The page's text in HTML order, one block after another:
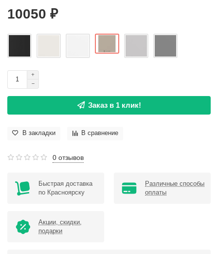
10050 ₽
Заказ в 1 клик!
В закладки В сравнение
0 отзывов
Быстрая доставка
по Красноярску
Различные способы
оплаты
Акции, скидки,
подарки